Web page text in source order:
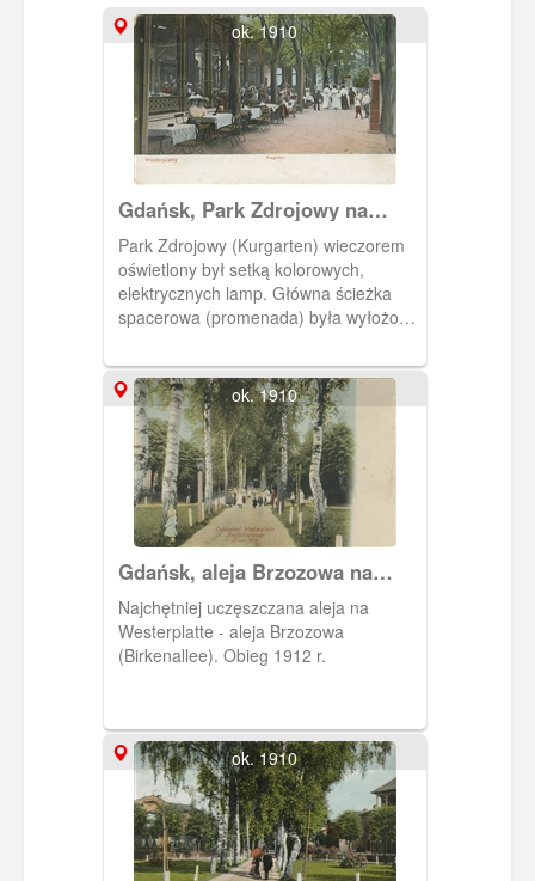
ok. 1910
Gdańsk, Park Zdrojowy na
Westerplatte
Park Zdrojowy (Kurgarten) wieczorem
oświetlony był setką kolorowych,
elektrycznych lamp. Główna ścieżka
spacerowa (promenada) była wyłożona
wzniecali kurzu.
ok. 1910
Gdańsk, aleja Brzozowa na
Westerplatte
Najchętniej uczęszczana aleja na
Westerplatte - aleja Brzozowa
(Birkenallee). Obieg 1912 r.
ok. 1910